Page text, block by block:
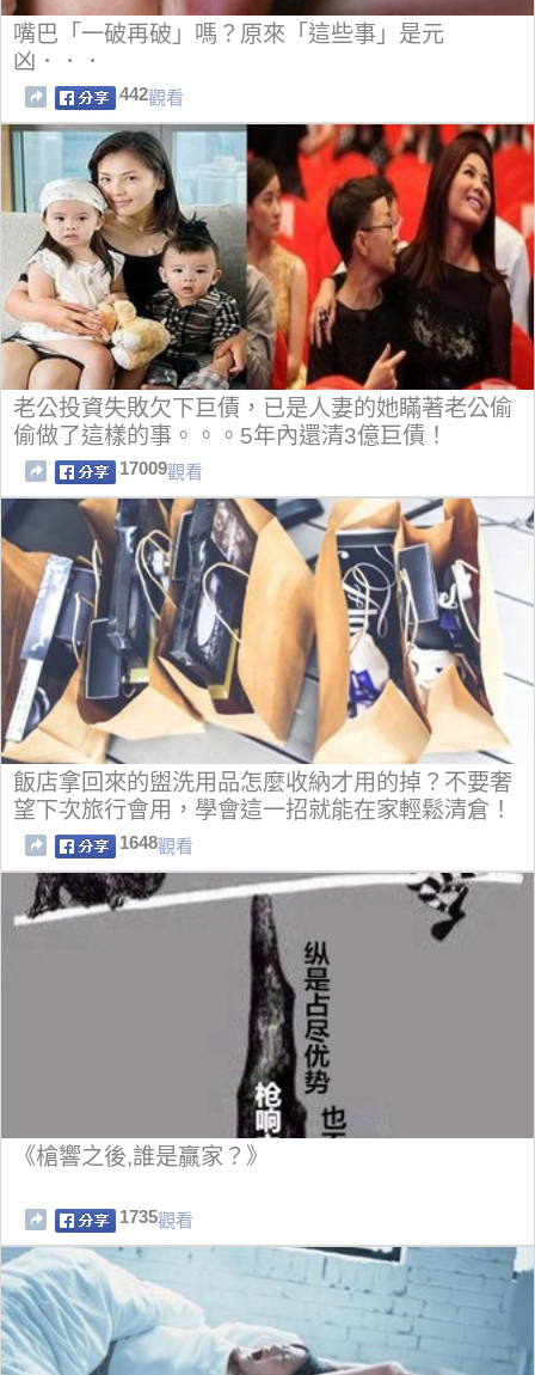
嘴巴「一破再破」嗎？原來「這些事」是元
凶．．．
442觀看
老公投資失敗欠下巨債，已是人妻的她瞞著老公偷
偷做了這樣的事。。。5年內還清3億巨債！
17009觀看
飯店拿回來的盥洗用品怎麼收納才用的掉？不要奢
望下次旅行會用，學會這一招就能在家輕鬆清倉！
1648觀看
《槍響之後,誰是贏家？》
1735觀看